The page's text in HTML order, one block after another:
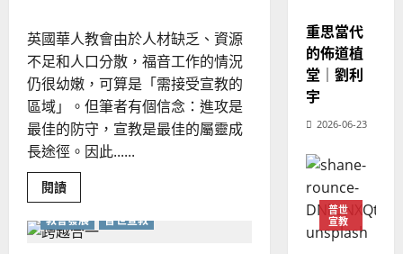
事
工
——
以
淡
江
教
會
為
例
｜
莊
育
銘
英國華人教會由於人材缺乏、資源
不足和人口分散，福音工作的情況
仍很幼嫩，可算是「需接受宣教的
區域」。但筆者有個信念：進攻是
最佳的防守，宣教是最佳的屬靈成
長途徑。因此......
閱讀Read
more
在
英
教會發展 普世宣教
2024-
01-
09
現
況
及
｜
大
銘
2025-
整
全
使
命
王
信
2025-
02-
4
普世宣教
向
穆
林
福
音
的
可
5
普世宣教
差
傳
過
重思當代
的佈道植
堂｜劉利
宇
2026-06-23
普世
宣教